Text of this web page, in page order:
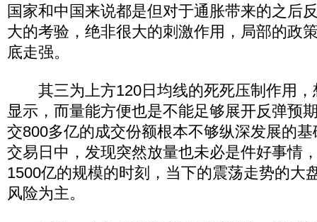
国家和中国来说都是但对于通胀带来的之后
大的考验，绝非很大的刺激作用，局部的政
底走强。
其三为上方120日均线的死死压制作用，
显示，而量能方便也是不能足够展开反弹预
交800多亿的成交份额根本不够纵深发展的
交易日中，发现突然放量也未必是件好事情
1500亿的规模的时刻，当下的震荡走势的大
风险为主。